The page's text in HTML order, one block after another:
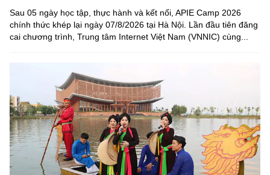
Sau 05 ngày học tập, thực hành và kết nối, APIE Camp 2026
chính thức khép lại ngày 07/8/2026 tại Hà Nội. Lần đầu tiên đăng
cai chương trình, Trung tâm Internet Việt Nam (VNNIC) cùng...